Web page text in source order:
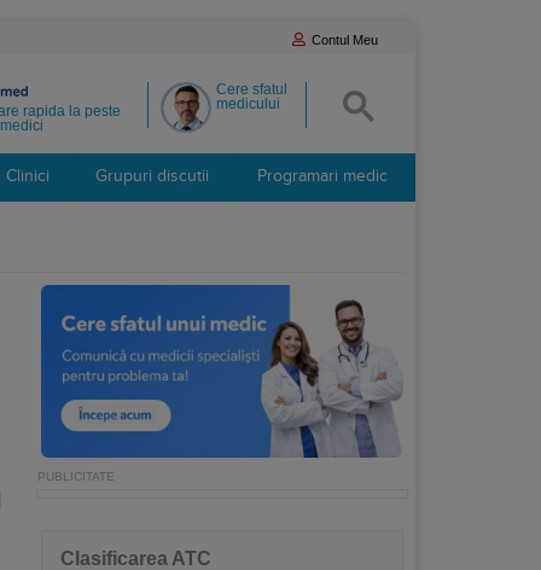
Contul Meu
Cere sfatul
medicului
rapida la peste
Clinici Grupuri discutii Programari medic
Clasificarea ATC